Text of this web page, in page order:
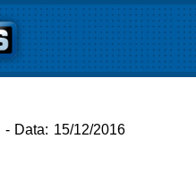
Data: 15/12/2016